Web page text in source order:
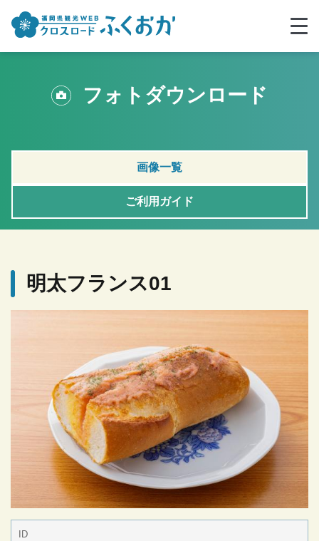
フォトダウンロード
画像一覧
ご利用ガイド
明太フランス01
ID